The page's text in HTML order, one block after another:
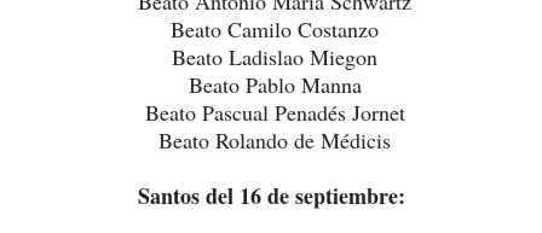
Beato Camilo Costanzo
Beato Ladislao Miegon
Beato Pablo Manna
Beato Pascual Penadés Jornet
Beato Rolando de Médicis
Santos del 16 de septiembre: